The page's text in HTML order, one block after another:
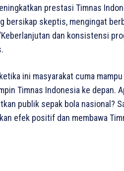
prestasi Timnas
bersikap skeptis, mengingat
dan konsistensi
ini masyarakat cuma
Timnas Indonesia ke depan.
publik sepak bola nasional?
efek positif dan membawa